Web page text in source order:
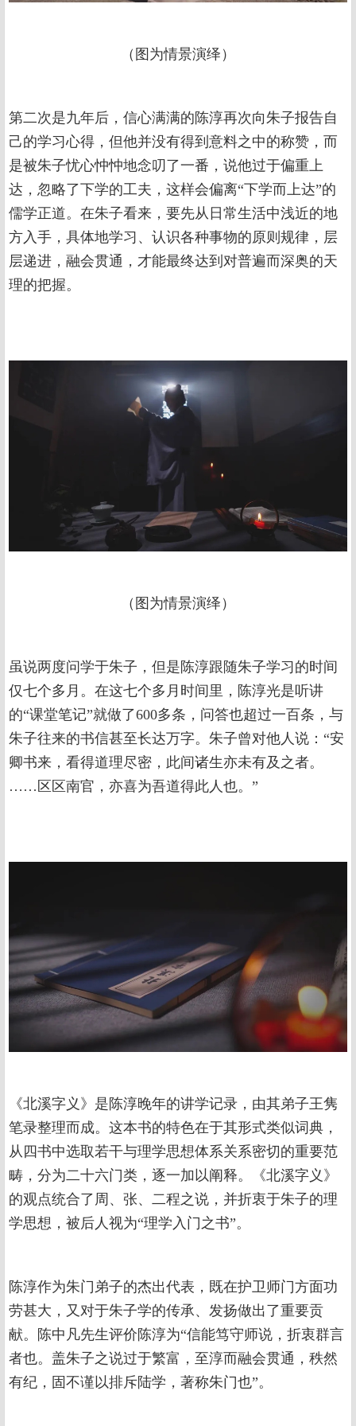
（图为情景演绎）
第二次是九年后，信心满满的陈淳再次向朱子报告自
己的学习心得，但他并没有得到意料之中的称赞，而
是被朱子忧心忡忡地念叨了一番，说他过于偏重上
达，忽略了下学的工夫，这样会偏离“下学而上达”的
儒学正道。在朱子看来，要先从日常生活中浅近的地
方入手，具体地学习、认识各种事物的原则规律，层
层递进，融会贯通，才能最终达到对普遍而深奥的天
理的把握。
（图为情景演绎）
虽说两度问学于朱子，但是陈淳跟随朱子学习的时间
仅七个多月。在这七个多月时间里，陈淳光是听讲
的“课堂笔记”就做了600多条，问答也超过一百条，与
朱子往来的书信甚至长达万字。朱子曾对他人说：“安
卿书来，看得道理尽密，此间诸生亦未有及之者。
……区区南官，亦喜为吾道得此人也。”
《北溪字义》是陈淳晚年的讲学记录，由其弟子王隽
笔录整理而成。这本书的特色在于其形式类似词典，
从四书中选取若干与理学思想体系关系密切的重要范
畴，分为二十六门类，逐一加以阐释。《北溪字义》
的观点统合了周、张、二程之说，并折衷于朱子的理
学思想，被后人视为“理学入门之书”。
陈淳作为朱门弟子的杰出代表，既在护卫师门方面功
劳甚大，又对于朱子学的传承、发扬做出了重要贡
献。陈中凡先生评价陈淳为“信能笃守师说，折衷群言
者也。盖朱子之说过于繁富，至淳而融会贯通，秩然
有纪，固不谨以排斥陆学，著称朱门也”。